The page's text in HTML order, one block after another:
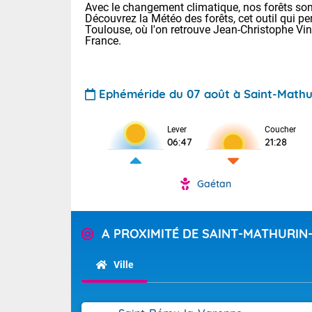
Pour la
Tendance
Avec le changement climatique, nos forêts
Découvrez la Météo des forêts, cet outil qui
Toulouse, où l'on retrouve Jean-Christophe
France.
Ephéméride du 07 août à Saint-
Lever
06:47
Coucher
21:28
Gaétan
A PROXIMITÉ DE SAINT-
Ville
Voici les
31 Lyon :
: 32 Nancy :
32 Lille : 28
Demain :
Très
sur les